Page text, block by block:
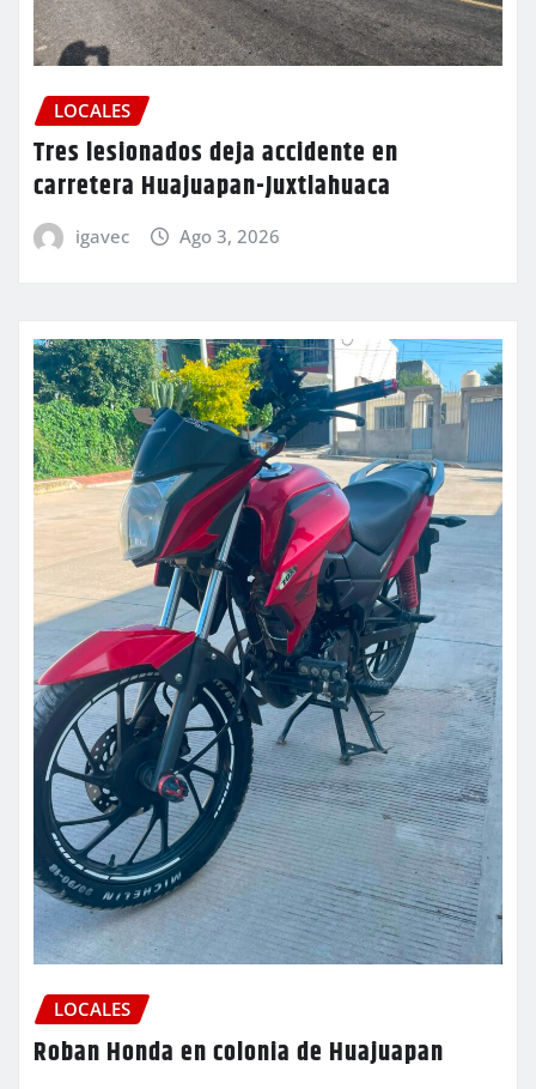
LOCALES
Tres lesionados deja accidente en
carretera Huajuapan-Juxtlahuaca
igavec Ago 3, 2026
LOCALES
Roban Honda en colonia de Huajuapan